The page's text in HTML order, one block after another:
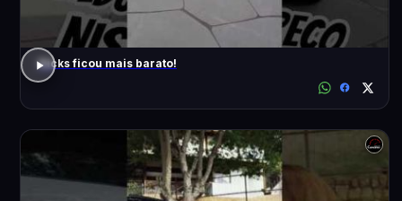
Kicks ficou mais barato!